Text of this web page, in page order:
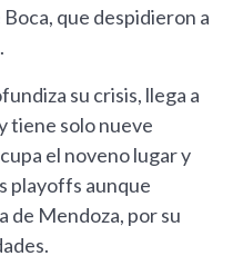
que despidieron a
su crisis, llega a
tiene solo nueve
el noveno lugar y
playoffs aunque
de Mendoza, por su